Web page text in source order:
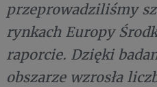
przeprowadziliśmy
rynkach Europy
raporcie. Dzięki
obszarze wzrosła